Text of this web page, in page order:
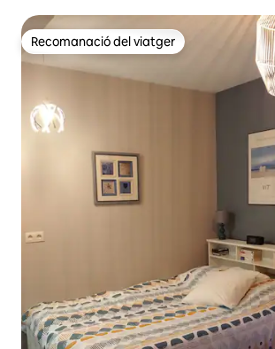
Recomanació del viatger
Recomanació del viatger